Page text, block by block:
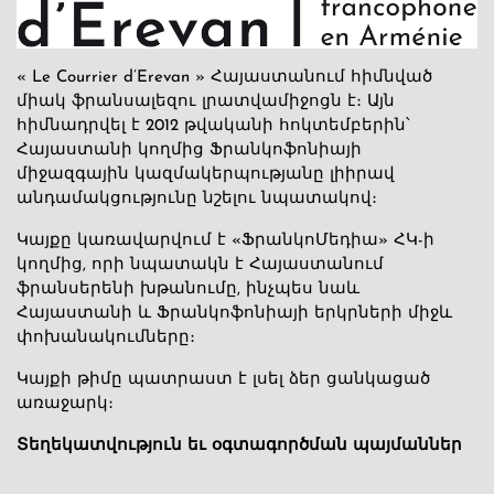
« Le Courrier d’Erevan » Հայաստանում հիմնված
միակ ֆրանսալեզու լրատվամիջոցն է։ Այն
հիմնադրվել է 2012 թվականի հոկտեմբերին՝
Հայաստանի կողմից Ֆրանկոֆոնիայի
միջազգային կազմակերպությանը լիիրավ
անդամակցությունը նշելու նպատակով։
Կայքը կառավարվում է «ՖրանկոՄեդիա» ՀԿ-ի
կողմից, որի նպատակն է Հայաստանում
ֆրանսերենի խթանումը, ինչպես նաև
Հայաստանի և Ֆրանկոֆոնիայի երկրների միջև
փոխանակումները։
Կայքի թիմը պատրաստ է լսել ձեր ցանկացած
առաջարկ։
Տեղեկատվություն եւ օգտագործման պայմաններ